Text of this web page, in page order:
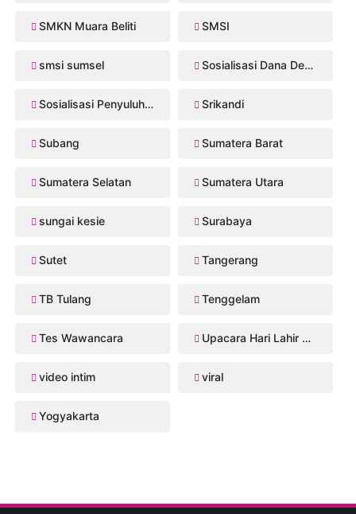
SMKN Muara Beliti SMSI
smsi sumsel Sosialisasi Dana Desa 2026
Sosialisasi Penyuluhan Hukum Srikandi
Subang Sumatera Barat
Sumatera Selatan Sumatera Utara
sungai kesie Surabaya
Sutet Tangerang
TB Tulang Tenggelam
Tes Wawancara Upacara Hari Lahir Pancasila
video intim viral
Yogyakarta